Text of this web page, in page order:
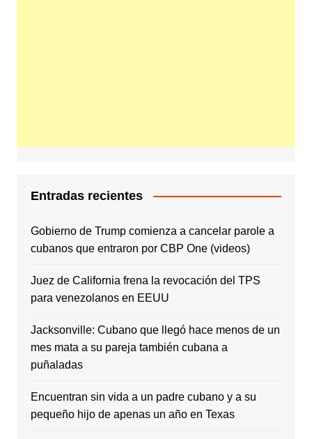
Entradas recientes
Gobierno de Trump comienza a cancelar parole a
cubanos que entraron por CBP One (videos)
Juez de California frena la revocación del TPS
para venezolanos en EEUU
Jacksonville: Cubano que llegó hace menos de un
mes mata a su pareja también cubana a
puñaladas
Encuentran sin vida a un padre cubano y a su
pequeño hijo de apenas un año en Texas